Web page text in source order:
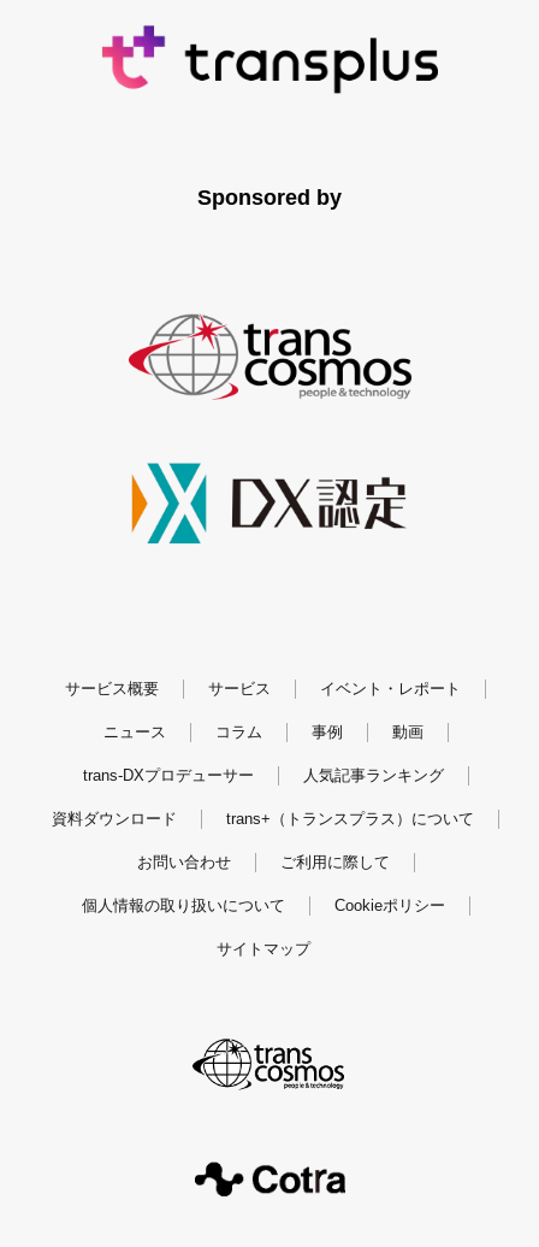
Sponsored by
サービス概要 サービス イベント・レポート
ニュース コラム 事例 動画
trans-DXプロデューサー 人気記事ランキング
資料ダウンロード trans+（トランスプラス）について
お問い合わせ ご利用に際して
個人情報の取り扱いについて Cookieポリシー
サイトマップ